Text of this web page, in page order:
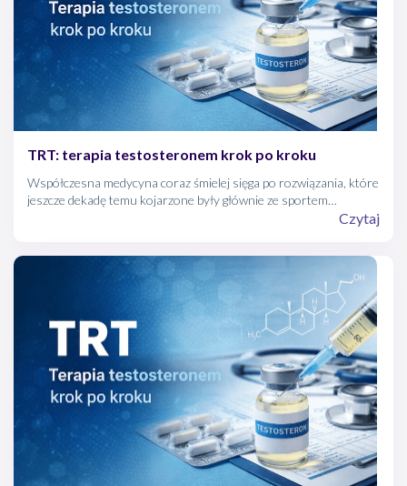
TRT: terapia testosteronem krok po kroku
Współczesna medycyna coraz śmielej sięga po rozwiązania, które
jeszcze dekadę temu kojarzone były głównie ze sportem
wyczynowym. Hormonalna Terapia Zastępcza (TRT) u mężczyzn
którą zaburzył niedobór najważniejszego męskiego hormonu.
Poniżej znajdziesz kompleksowy przewodnik, który przeprowadzi
Cię przez ten proces – od pierwszych podejrzeń po stabilizację
wyników.
Czytaj